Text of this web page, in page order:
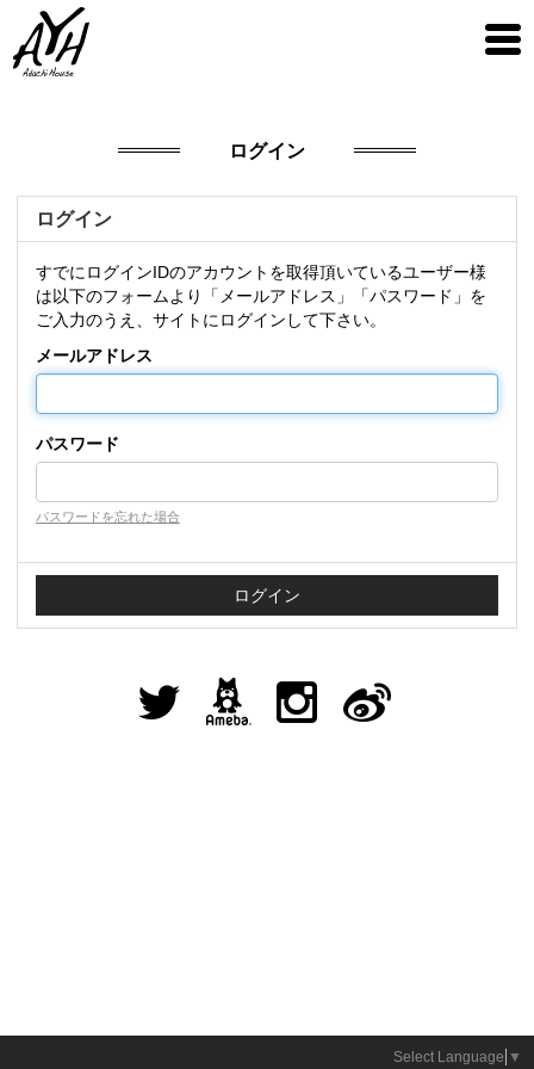
ログイン
ログイン
すでにログインIDのアカウントを取得頂いているユーザー様
は以下のフォームより「メールアドレス」「パスワード」を
ご入力のうえ、サイトにログインして下さい。
メールアドレス
パスワード
パスワードを忘れた場合
Select Language ▼